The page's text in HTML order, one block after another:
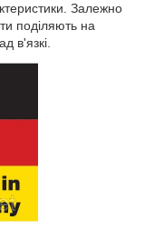
Залежно
поділяють на
в'язкі.